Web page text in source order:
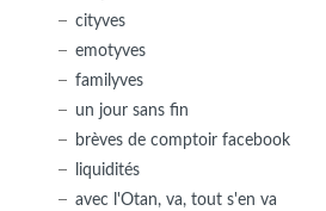
cityves
emotyves
familyves
un jour sans fin
brèves de comptoir facebook
liquidités
avec l'Otan, va, tout s'en va